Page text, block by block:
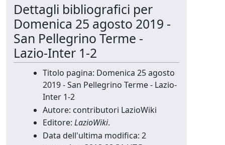
Dettagli bibliografici per
Domenica 25 agosto 2019 -
San Pellegrino Terme -
Lazio-Inter 1-2
Titolo pagina: Domenica 25 agosto
2019 - San Pellegrino Terme - Lazio-
Inter 1-2
Autore: contributori LazioWiki
Editore: LazioWiki.
Data dell'ultima modifica: 2